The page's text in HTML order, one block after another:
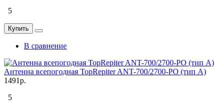
5
Купить
В сравнение
Антенна всепогодная TopRepiter ANT-700/2700-PO (тип А)
1491р.
5